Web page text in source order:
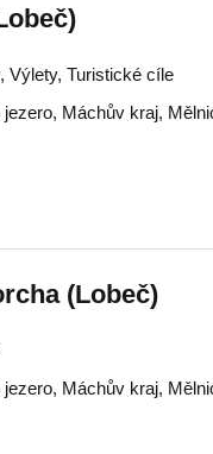
Výlety, Turistické cíle
jezero, Máchův kraj,
(Lobeč)
jezero, Máchův kraj,